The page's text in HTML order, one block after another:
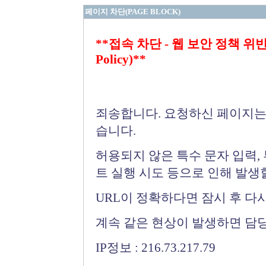
페이지 차단(PAGE BLOCK)
**접속 차단 - 웹 보안 정책 위
Policy)**
죄송합니다. 요청하신 페이지
습니다.
허용되지 않은 특수 문자 입력
트 실행 시도 등으로 인해 발생
URL이 정확하다면 잠시 후 다
계속 같은 현상이 발생하면 담
IP정보 : 216.73.217.79